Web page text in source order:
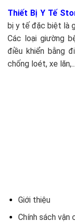
Thiết Bị Y Tế
bị y tế đặc biệt là
Các loại giường
điều khiển bằng
chống loét, xe lăn,...
Giới thiệu
Chính sách vận